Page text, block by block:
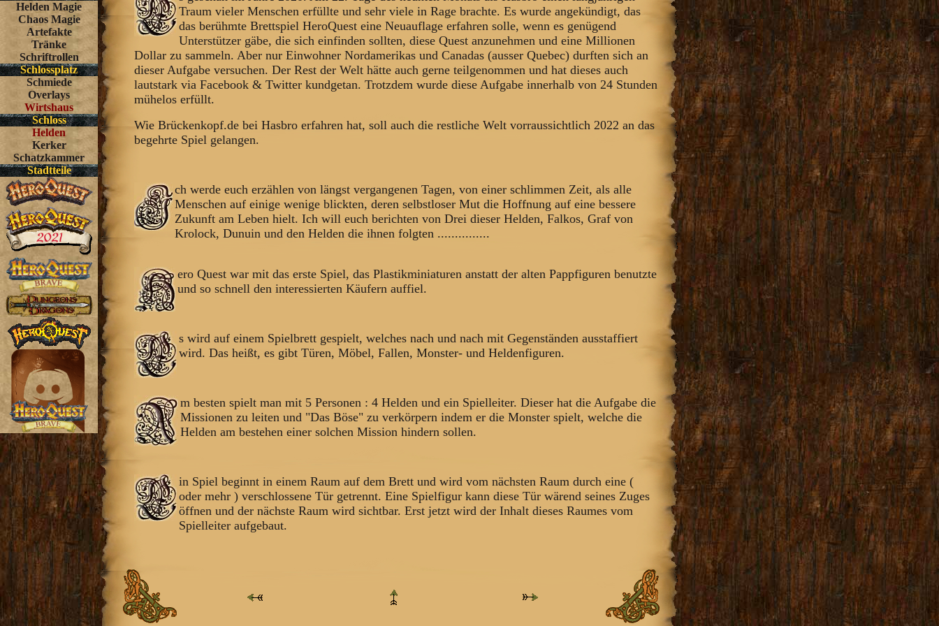
Helden Magie
Chaos Magie
Artefakte
Tränke
Schriftrollen
Schlossplatz
Schmiede
Overlays
Wirtshaus
Schloss
Helden
Kerker
Schatzkammer
Stadtteile
Traum vieler Menschen erfüllte und sehr viele in Rage brachte. Es wurde angekündigt, das
das berühmte Brettspiel HeroQuest eine Neuauflage erfahren solle, wenn es genügend
Unterstützer gäbe, die sich einfinden sollten, diese Quest anzunehmen und eine Millionen
Dollar zu sammeln. Aber nur Einwohner Nordamerikas und Canadas (ausser Quebec) durften sich an
dieser Aufgabe versuchen. Der Rest der Welt hätte auch gerne teilgenommen und hat dieses auch
lautstark via Facebook & Twitter kundgetan. Trotzdem wurde diese Aufgabe innerhalb von 24 Stunden
mühelos erfüllt.
Wie Brückenkopf.de bei Hasbro erfahren hat, soll auch die restliche Welt vorraussichtlich 2022 an das
begehrte Spiel gelangen.
ch werde euch erzählen von längst vergangenen Tagen, von einer schlimmen Zeit, als alle
Menschen auf einige wenige blickten, deren selbstloser Mut die Hoffnung auf eine bessere
Zukunft am Leben hielt. Ich will euch berichten von Drei dieser Helden, Falkos, Graf von
Krolock, Dunuin und den Helden die ihnen folgten ...............
ero Quest war mit das erste Spiel, das Plastikminiaturen anstatt der alten Pappfiguren benutzte
und so schnell den interessierten Käufern auffiel.
s wird auf einem Spielbrett gespielt, welches nach und nach mit Gegenständen ausstaffiert
wird. Das heißt, es gibt Türen, Möbel, Fallen, Monster- und Heldenfiguren.
m besten spielt man mit 5 Personen : 4 Helden und ein Spielleiter. Dieser hat die Aufgabe die
Missionen zu leiten und "Das Böse" zu verkörpern indem er die Monster spielt, welche die
Helden am bestehen einer solchen Mission hindern sollen.
in Spiel beginnt in einem Raum auf dem Brett und wird vom nächsten Raum durch eine (
oder mehr ) verschlossene Tür getrennt. Eine Spielfigur kann diese Tür wärend seines Zuges
öffnen und der nächste Raum wird sichtbar. Erst jetzt wird der Inhalt dieses Raumes vom
Spielleiter aufgebaut.